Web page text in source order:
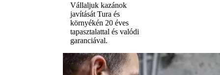
Vállaljuk kazánok
javítását Tura és
környékén 20 éves
tapasztalattal és valódi
garanciával.